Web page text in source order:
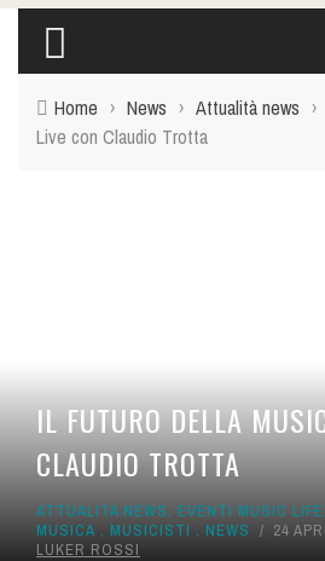
Home › News › Attualità news ›
Live con Claudio Trotta
IL FUTURO DELLA
CLAUDIO TROTTA
ATTUALITÀ NEWS, EVENTI MUSIC LIFE
MUSICA , MUSICISTI , NEWS 24
LUKER ROSSI